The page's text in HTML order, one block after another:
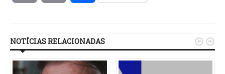
NOTÍCIAS RELACIONADAS  